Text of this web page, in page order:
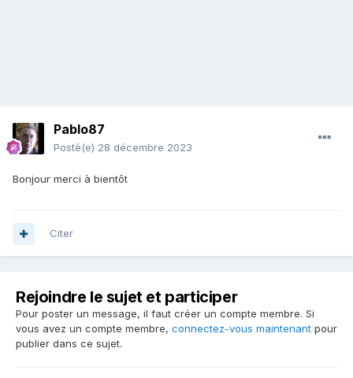
Pablo87
Posté(e) 28 décembre 2023
Bonjour merci à bientôt
Citer
Rejoindre le sujet et participer
Pour poster un message, il faut créer un compte membre. Si
vous avez un compte membre, connectez-vous maintenant pour
publier dans ce sujet.